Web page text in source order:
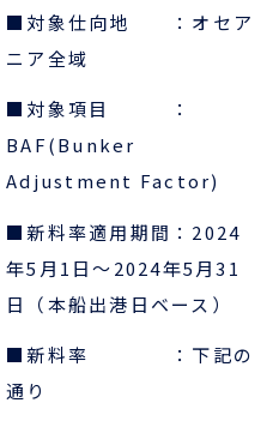
）
■対象仕向地 ：オセア
ニア全域
■対象項目 ：
BAF(Bunker
Adjustment Factor)
■新料率適用期間： 2024
年5 月1日～2024年5月31
日
（本船出港日ベース）
■新料率 ：下記の
通り